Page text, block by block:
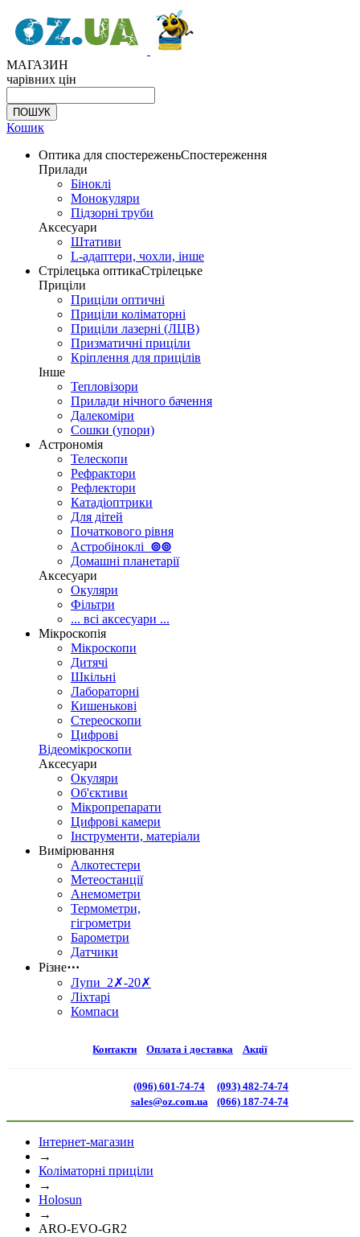
МАГАЗИН
чарівних цін
Кошик
Оптика для спостереженьСпостереження
Прилади
Біноклі
Монокуляри
Підзорні труби
Аксесуари
Штативи
L-адаптери, чохли, інше
Стрілецька оптикаСтрілецьке
Приціли
Приціли оптичні
Приціли коліматорні
Приціли лазерні (ЛЦВ)
Призматичні приціли
Кріплення для прицілів
Інше
Тепловізори
Прилади нічного бачення
Далекоміри
Сошки (упори)
Астрономія
Телескопи
Рефрактори
Рефлектори
Катадіоптрики
Для дітей
Початкового рівня
Астробіноклі ⊚⊚
Домашні планетарії
Аксесуари
Окуляри
Фільтри
... всі аксесуари ...
Мікроскопія
Мікроскопи
Дитячі
Шкільні
Лабораторні
Кишенькові
Стереоскопи
Цифрові
Відеомікроскопи
Аксесуари
Окуляри
Об'єктиви
Мікропрепарати
Цифрові камери
Інструменти, матеріали
Вимірювання
Алкотестери
Метеостанції
Анемометри
Термометри,
гігрометри
Барометри
Датчики
Різне⋯
Лупи 2✗-20✗
Ліхтарі
Компаси
Контакти Оплата і доставка Акції
(096) 601-74-74
sales@oz.com.ua
(093) 482-74-74
(066) 187-74-74
Інтернет-магазин
→
Коліматорні приціли
→
Holosun
→
ARO-EVO-GR2